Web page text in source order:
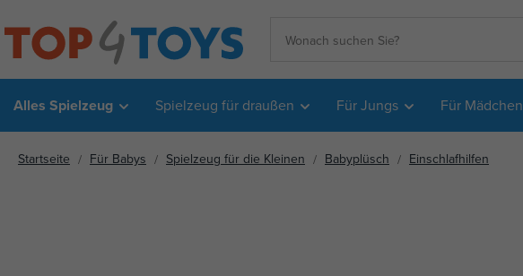
Alles Spielzeug Spielzeug für draußen Für Jungs Für Mädchen
Startseite Für Babys Spielzeug für die Kleinen Babyplüsch Einschlafhilfen